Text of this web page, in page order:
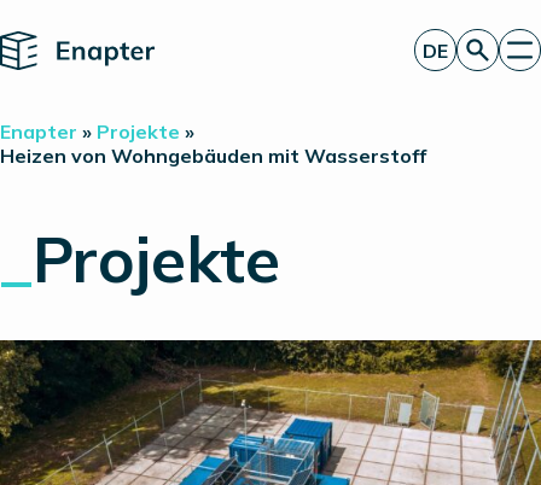
Home
Technologie
Partner
Über uns
Insights
DE
Enapter » Projekte »
Heizen von Wohngebäuden mit Wasserstoff
Projekte